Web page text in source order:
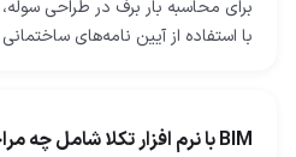
برای محاسبه بار برف در طراحی
با استفاده از آیین‌ نامه‌های
BIM با نرم افزار تکلا شامل چه مراحلی است؟